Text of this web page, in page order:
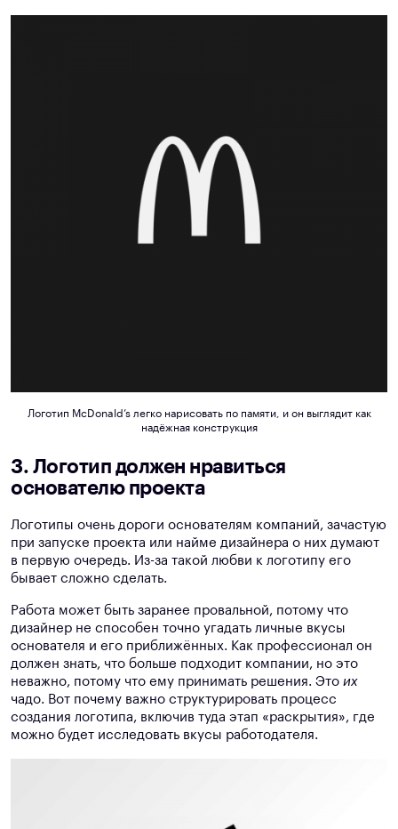
Логотип McDonald’s легко нарисовать по памяти, и он выглядит как
надёжная конструкция
3. Логотип должен нравиться
основателю проекта
Логотипы очень дороги основателям компаний, зачастую
при запуске проекта или найме дизайнера о них думают
в первую очередь. Из-за такой любви к логотипу его
бывает сложно сделать.
Работа может быть заранее провальной, потому что
дизайнер не способен точно угадать личные вкусы
основателя и его приближённых. Как профессионал он
должен знать, что больше подходит компании, но это
неважно, потому что ему принимать решения. Это их
чадо. Вот почему важно структурировать процесс
создания логотипа, включив туда этап «раскрытия», где
можно будет исследовать вкусы работодателя.